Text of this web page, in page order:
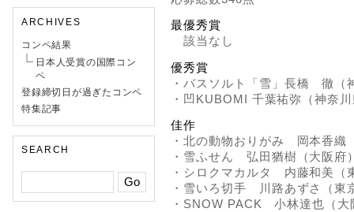
ARCHIVES
コンペ結果
日本人受賞の国際コン
ペ
登録締切日が過ぎたコンペ
特集記事
SEARCH
最優秀賞
該当なし
優秀賞
・バスソルト「雪」長橋 徹（
・凹KUBOMI 千葉祐弥（神奈
佳作
・北の動物おりがみ 岡本香織
・雪ふせん 弘田猶樹（大阪府
・シロクマカルタ 内藤和美（
・雪いろ切手 川路あずさ（東
・SNOW PACK 小林達也（大